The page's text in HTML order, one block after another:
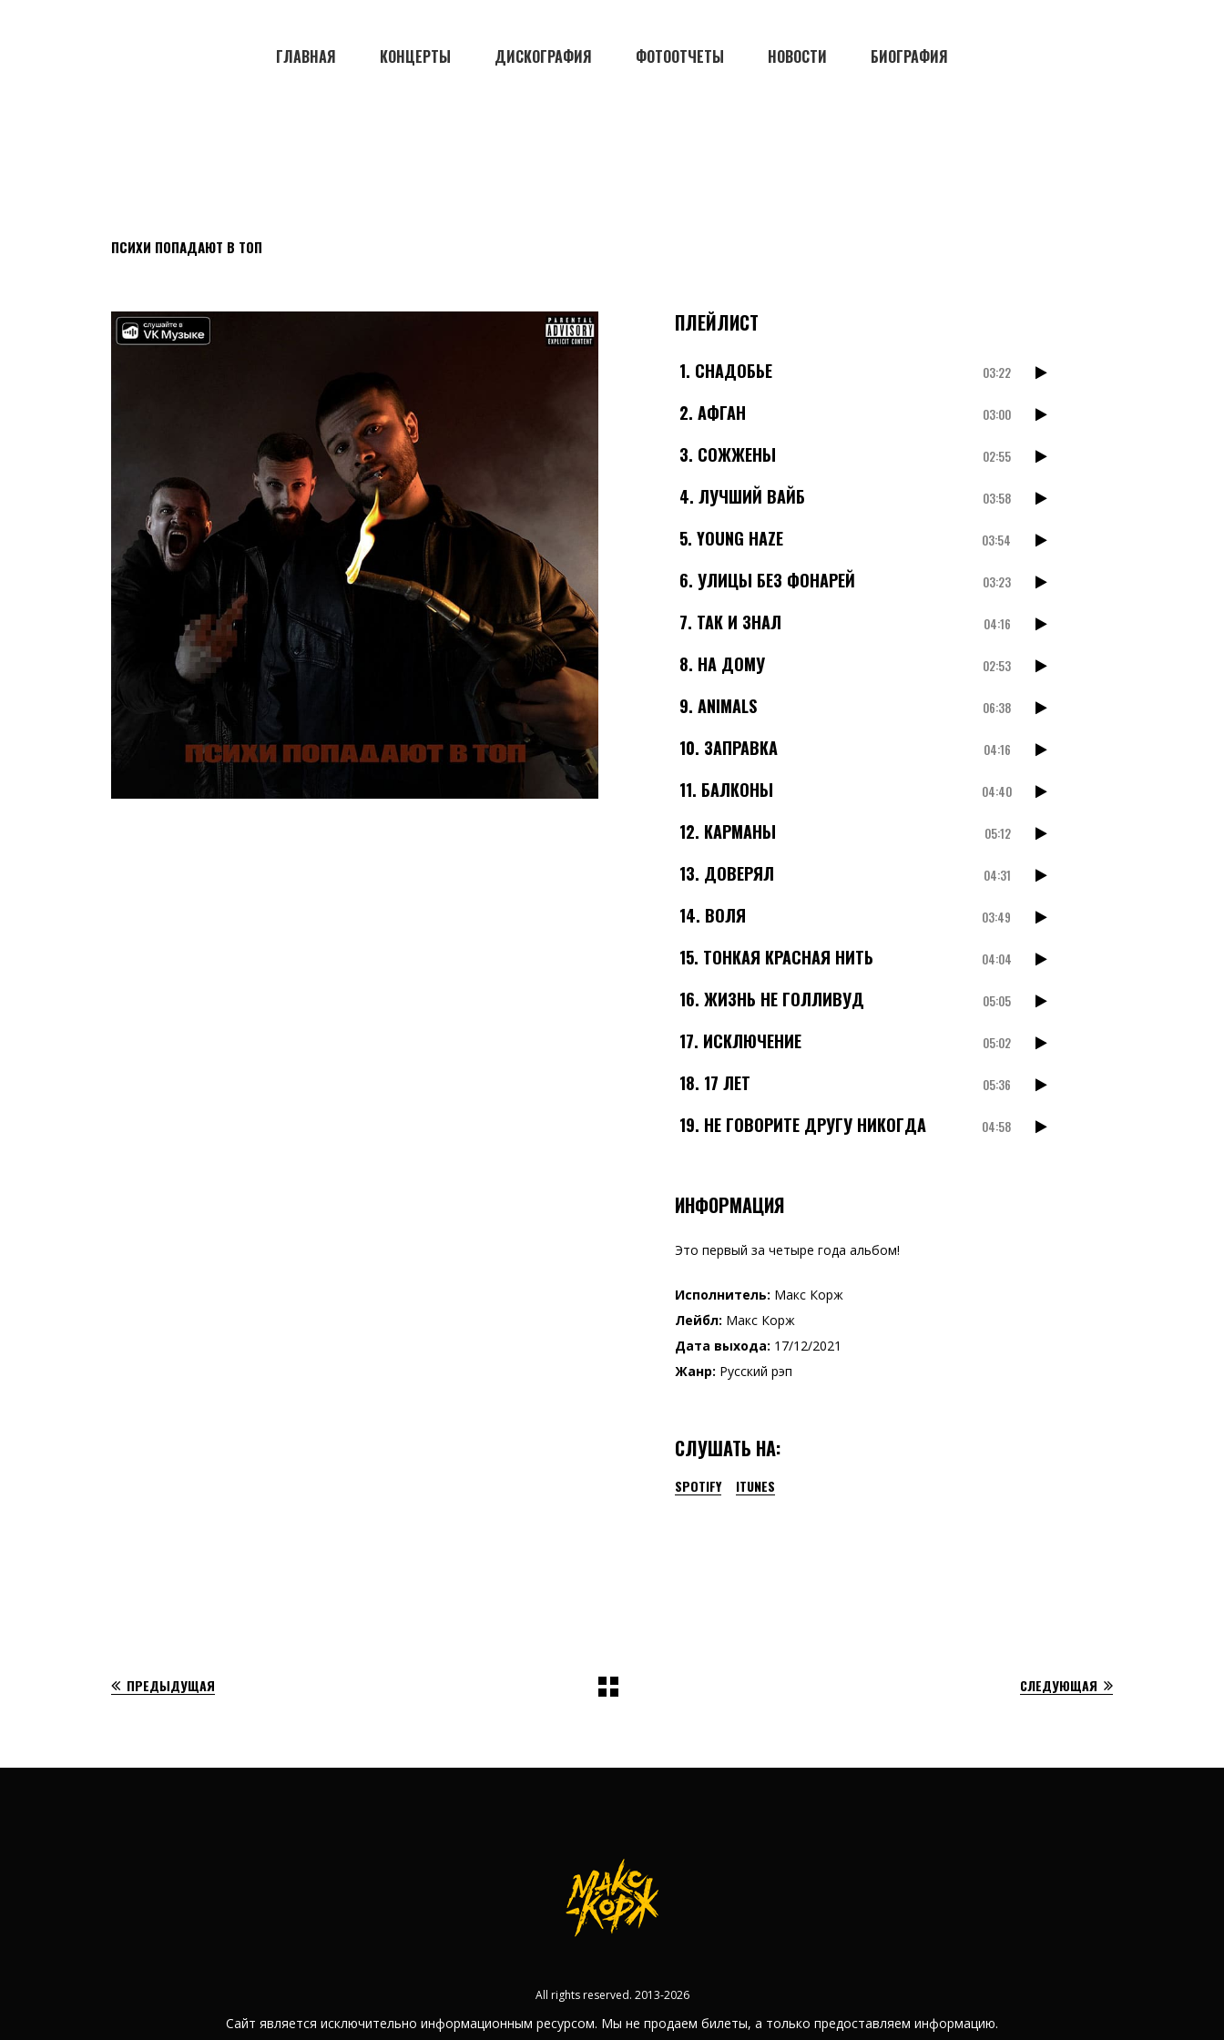
ГЛАВНАЯ КОНЦЕРТЫ ДИСКОГРАФИЯ ФОТООТЧЕТЫ НОВОСТИ БИОГРАФИЯ
ПСИХИ ПОПАДАЮТ В ТОП
ПЛЕЙЛИСТ
1. СНАДОБЬЕ 03:22
2. АФГАН 03:00
3. СОЖЖЕНЫ 02:55
4. ЛУЧШИЙ ВАЙБ 03:58
5. YOUNG HAZE 03:54
6. УЛИЦЫ БЕЗ ФОНАРЕЙ 03:23
7. ТАК И ЗНАЛ 04:16
8. НА ДОМУ 02:53
9. ANIMALS 06:38
10. ЗАПРАВКА 04:16
11. БАЛКОНЫ 04:40
12. КАРМАНЫ 05:12
13. ДОВЕРЯЛ 04:31
14. ВОЛЯ 03:49
15. ТОНКАЯ КРАСНАЯ НИТЬ 04:04
16. ЖИЗНЬ НЕ ГОЛЛИВУД 05:05
17. ИСКЛЮЧЕНИЕ 05:02
18. 17 ЛЕТ 05:36
19. НЕ ГОВОРИТЕ ДРУГУ НИКОГДА 04:58
ИНФОРМАЦИЯ
Это первый за четыре года альбом!
Исполнитель: Макс Корж
Лейбл: Макс Корж
Дата выхода: 17/12/2021
Жанр: Русский рэп
СЛУШАТЬ НА:
SPOTIFY ITUNES
ПРЕДЫДУЩАЯ СЛЕДУЮЩАЯ
All rights reserved. 2013-2026
Сайт является исключительно информационным ресурсом. Мы не продаем билеты, а только предоставляем информацию.